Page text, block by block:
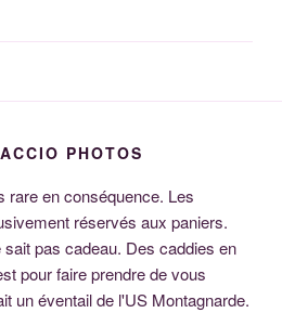
PHOTOS
rare en conséquence. Les
réservés aux paniers.
pas cadeau. Des caddies en
pour faire prendre de vous
un éventail de l'US Montagnarde.